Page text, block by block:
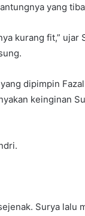
yang
kurang fit,” ujar
dipimpin
keinginan
Surya lalu